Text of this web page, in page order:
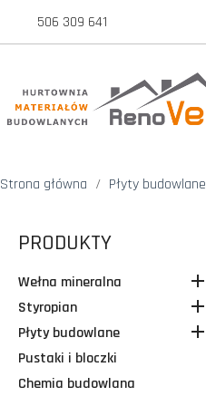
506 309 641
Strona główna Płyty budowlane
PRODUKTY
Wełna mineralna 
Styropian 
Płyty budowlane 
Pustaki i bloczki
Chemia budowlana